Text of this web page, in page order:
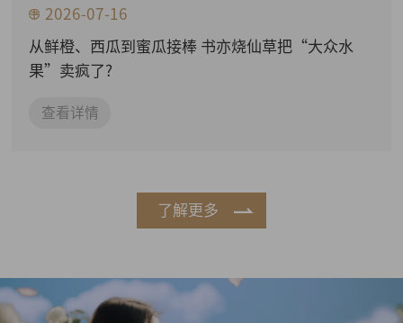
2026-07-16
从鲜橙、西瓜到蜜瓜接棒 书亦烧仙草把“大众水
果”卖疯了?
查看详情
了解更多